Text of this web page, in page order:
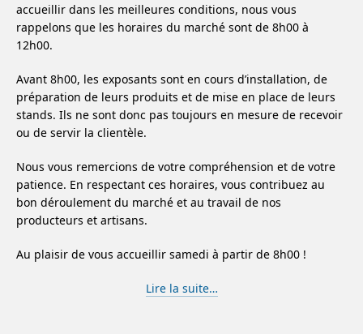
accueillir dans les meilleures conditions, nous vous
rappelons que les horaires du marché sont de 8h00 à
12h00.
Avant 8h00, les exposants sont en cours d’installation, de
préparation de leurs produits et de mise en place de leurs
stands. Ils ne sont donc pas toujours en mesure de recevoir
ou de servir la clientèle.
Nous vous remercions de votre compréhension et de votre
patience. En respectant ces horaires, vous contribuez au
bon déroulement du marché et au travail de nos
producteurs et artisans.
Au plaisir de vous accueillir samedi à partir de 8h00 !
Lire la suite…